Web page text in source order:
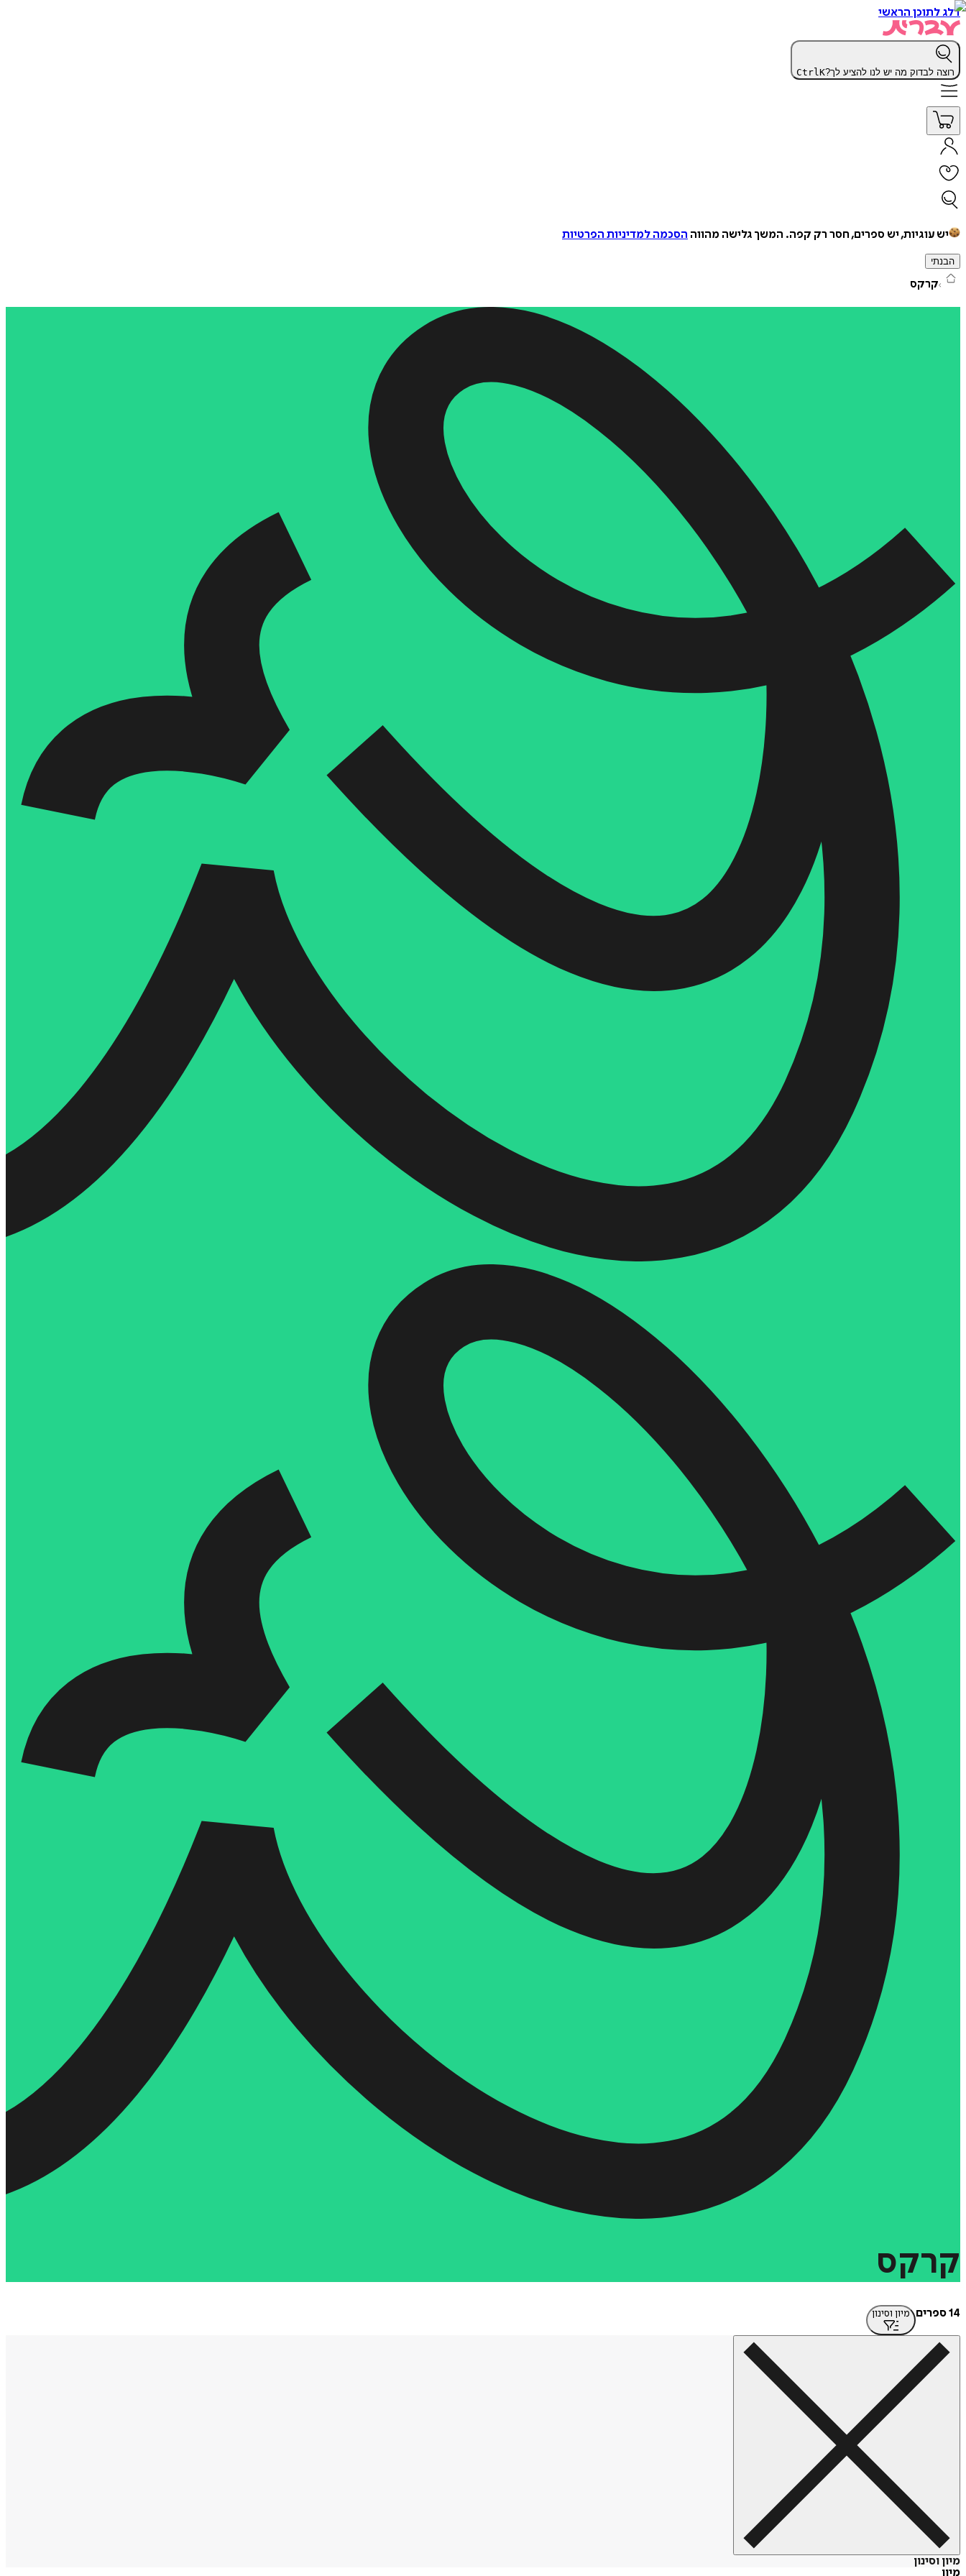
דלג לתוכן הראשי
רוצה לבדוק מה יש לנו להציע לך? CtrlK
יש עוגיות, יש ספרים, חסר רק קפה. המשך גלישה מהווה הסכמה למדיניות הפרטיות
הבנתי
קרקס
קרקס
14 ספרים מיון וסינון
מיון וסינון
מיון